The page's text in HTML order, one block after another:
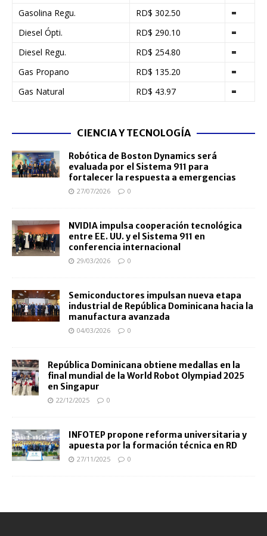
Gasolina Regu.
RD$ 302.50
=
Diesel Ópti.
RD$ 290.10
=
Diesel Regu.
RD$ 254.80
=
Gas Propano
RD$ 135.20
=
Gas Natural
RD$ 43.97 =
CIENCIA Y TECNOLOGÍA
Robótica de Boston Dynamics será
evaluada por el Sistema 911 para
fortalecer la respuesta a emergencias
27/07/2026 0
NVIDIA impulsa cooperación tecnológica
entre EE. UU. y el Sistema 911 en
conferencia internacional
29/03/2026 0
Semiconductores impulsan nueva etapa
industrial de República Dominicana hacia la
manufactura avanzada
04/03/2026 0
República Dominicana obtiene medallas en la
final mundial de la World Robot Olympiad 2025
en Singapur
22/12/2025 0
INFOTEP propone reforma universitaria y
apuesta por la formación técnica en RD
27/11/2025 0